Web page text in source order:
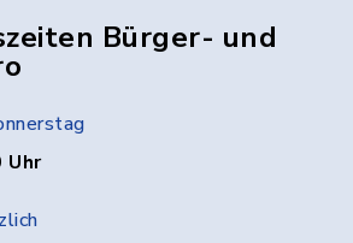
Bürger- und
Uhr